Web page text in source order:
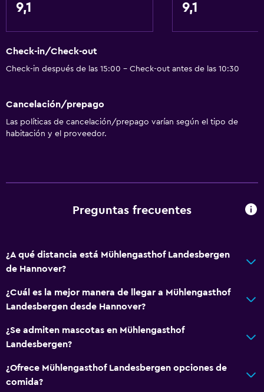
9,1 9,1
Check-in/Check-out
Check-in después de las 15:00 - Check-out antes de las 10:30
Cancelación/prepago
Las políticas de cancelación/prepago varían según el tipo de
habitación y el proveedor.
Preguntas frecuentes
¿A qué distancia está Mühlengasthof Landesbergen
de Hannover?
¿Cuál es la mejor manera de llegar a Mühlengasthof
Landesbergen desde Hannover?
¿Se admiten mascotas en Mühlengasthof
Landesbergen?
¿Ofrece Mühlengasthof Landesbergen opciones de
comida?